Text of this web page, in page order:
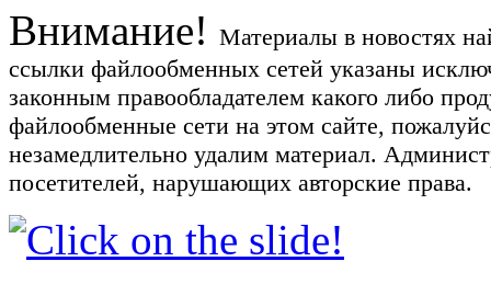
Внимание! Материалы в новостях
ссылки файлообменных сетей указаны
законным правообладателем какого либо
файлообменные сети на этом сайте,
незамедлительно удалим материал.
посетителей, нарушающих авторские права.